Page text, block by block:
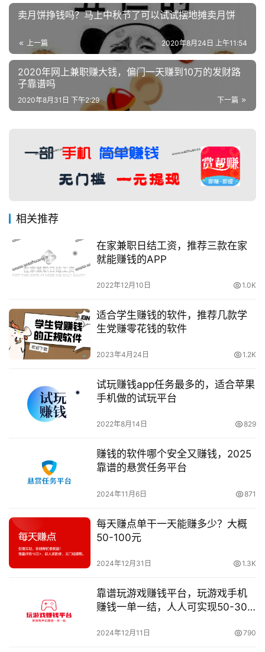
卖月饼挣钱吗？马上中秋节了可以试试摆地摊卖月饼
上一篇 2020年8月24日 上午11:54
2020年网上兼职赚大钱，偏门一天赚到10万的发财路
子靠谱吗
下一篇
2020年8月31日 下午2:29
相关推荐
在家兼职日结工资，推荐三款在家
就能赚钱的APP
2022年12月10日 1.0K
适合学生赚钱的软件，推荐几款学
生党赚零花钱的软件
2023年4月24日 1.2K
试玩赚钱app任务最多的，适合苹果
手机做的试玩平台
2022年8月14日 829
赚钱的软件哪个安全又赚钱，2025
靠谱的悬赏任务平台
2024年11月6日 871
每天赚点单干一天能赚多少？大概
50-100元
2024年12月31日 1.3K
靠谱玩游戏赚钱平台，玩游戏手机
赚钱一单一结，人人可实现50-300
2024年12月11日 790